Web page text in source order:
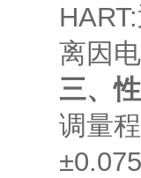
离因
三、
调量